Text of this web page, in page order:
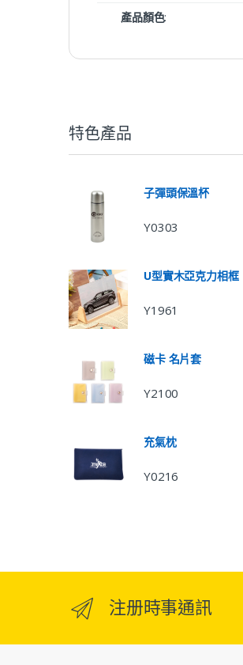
產品顏色:
特色產品
子彈頭保溫杯
Y0303
U型實木亞克力相框
Y1961
磁卡 名片套
Y2100
充氣枕
Y0216
注册時事通訊